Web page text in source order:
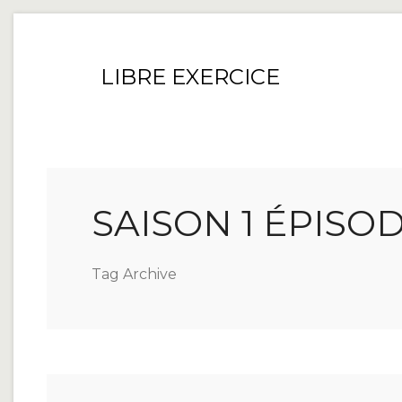
LIBRE EXERCICE
SAISON 1
Tag Archive